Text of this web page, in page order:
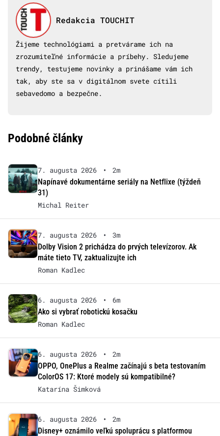
Redakcia TOUCHIT
Žijeme technológiami a pretvárame ich na
zrozumiteľné informácie a príbehy. Sledujeme
trendy, testujeme novinky a prinášame vám ich
tak, aby ste sa v digitálnom svete cítili
sebavedomo a bezpečne.
Podobné články
7. augusta 2026 •
2m
Napínavé dokumentárne seriály na Netflixe (týždeň
31)
Michal Reiter
7. augusta 2026 •
3m
Dolby Vision 2 prichádza do prvých televízorov. Ak
máte tieto TV, zaktualizujte ich
Roman Kadlec
6. augusta 2026 •
6m
Ako si vybrať robotickú kosačku
Roman Kadlec
6. augusta 2026 •
2m
OPPO, OnePlus a Realme začínajú s beta testovaním
ColorOS 17: Ktoré modely sú kompatibilné?
Katarína Šimková
6. augusta 2026 •
2m
Disney+ oznámilo veľkú spoluprácu s platformou